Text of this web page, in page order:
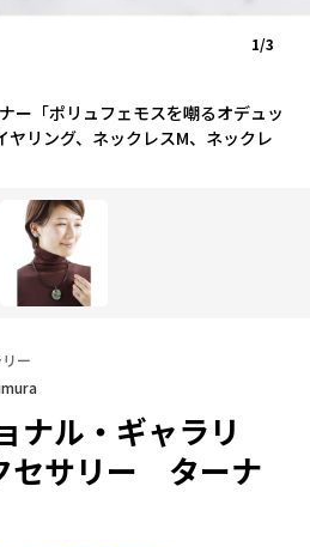
ー「ポリュフェモスを嘲るオデュッ
リング、ネックレスM、ネックレ
1/3
ー
ナル・ギャラリ
セサリー ターナ